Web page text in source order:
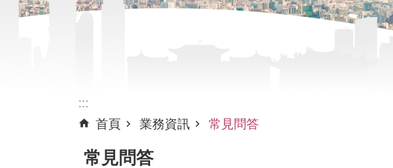
:::
首頁
業務資訊 常見問答
常見問答